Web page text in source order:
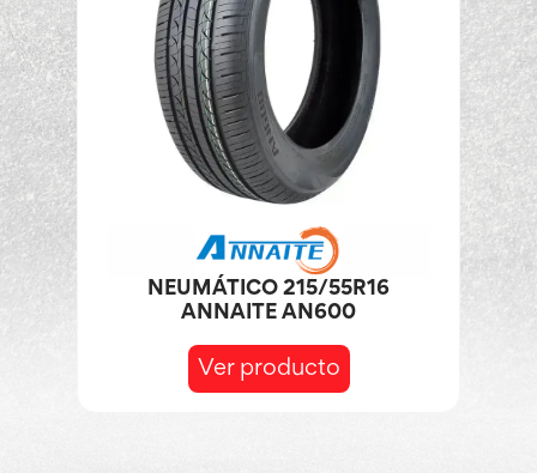
NEUMÁTICO 215/55R16
ANNAITE AN600
Ver producto